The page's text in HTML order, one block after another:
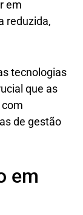
em
reduzida,
tecnologias
que as
de gestão
em